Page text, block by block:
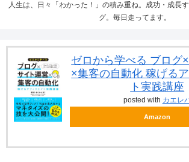
人生は、日々「わかった！」の積み重ね。成功・成長
グ。毎日走ってます。
ゼロから学べる ブログ
×集客の自動化 稼げる
ト実践講座
posted with カエレ
Amazon